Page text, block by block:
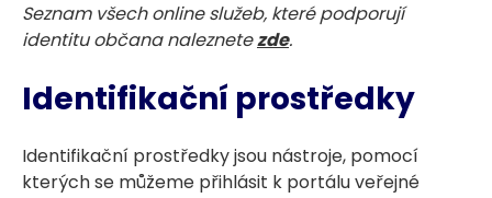
Seznam všech online služeb, které podporují
identitu občana naleznetezde.
Identifikační prostředky
Identifikační prostředky jsou nástroje, pomocí
kterých se můžeme přihlásit k portálu veřejné